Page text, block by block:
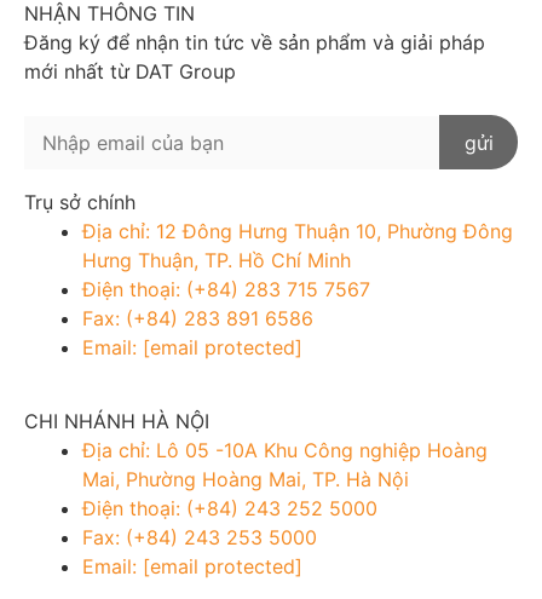
NHẬN THÔNG TIN
Đăng ký để nhận tin tức về sản phẩm và giải pháp
mới nhất từ DAT Group
Trụ sở chính
Địa chỉ: 12 Đông Hưng Thuận 10, Phường Đông
Hưng Thuận, TP. Hồ Chí Minh
Điện thoại: (+84) 283 715 7567
Fax: (+84) 283 891 6586
Email: [email protected]
CHI NHÁNH HÀ NỘI
Địa chỉ: Lô 05 -10A Khu Công nghiệp Hoàng
Mai, Phường Hoàng Mai, TP. Hà Nội
Điện thoại: (+84) 243 252 5000
Fax: (+84) 243 253 5000
Email: [email protected]